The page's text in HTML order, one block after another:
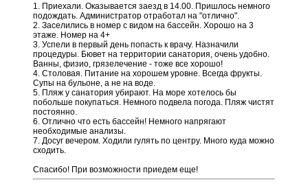
1. Приехали. Оказывается заезд в 14.00. Пришлось немного
подождать. Администратор отработал на "отлично".
2. Заселились в номер с видом на бассейн. Хорошо на 3
этаже. Номер на 4+
3. Успели в первый день попасть к врачу. Назначили
процедуры. Бювет на территории санатория, очень удобно.
Ванны, физио, грязелечение - тоже все хорошо!
4. Столовая. Питание на хорошем уровне. Всегда фрукты.
Супы на бульоне, а не на воде.
5. Пляж у санатория убирают. На море хотелось бы
побольше покупаться. Немного подвела погода. Пляж чистят
постоянно.
6. Отлично что есть бассейн! Немного напрягают
необходимые анализы.
7. Досуг вечером. Ходили гулять по центру. Много куда можно
сходить.
Спасибо! При возможности приедем еще!